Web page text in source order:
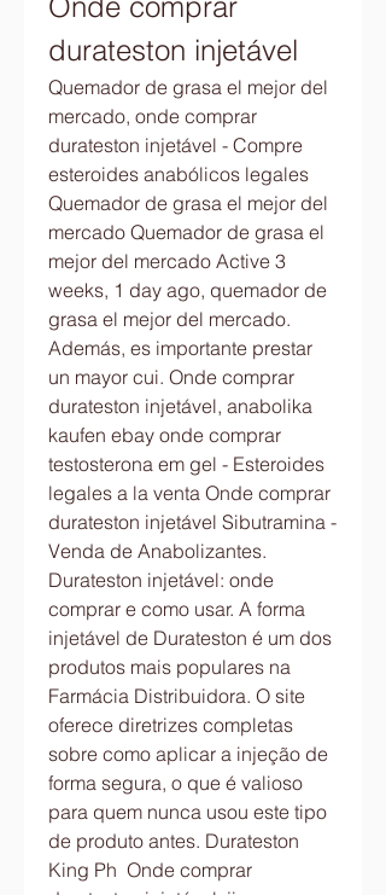
durateston injetável
Quemador de grasa el mejor del
mercado, onde comprar
durateston injetável - Compre
esteroides anabólicos legales
Quemador de grasa el mejor del
mercado Quemador de grasa el
mejor del mercado Active 3
weeks, 1 day ago, quemador de
grasa el mejor del mercado.
Además, es importante prestar
un mayor cui. Onde comprar
durateston injetável, anabolika
kaufen ebay onde comprar
testosterona em gel - Esteroides
legales a la venta Onde comprar
durateston injetável Sibutramina -
Venda de Anabolizantes.
Durateston injetável: onde
comprar e como usar. A forma
injetável de Durateston é um dos
produtos mais populares na
Farmácia Distribuidora. O site
oferece diretrizes completas
sobre como aplicar a injeção de
forma segura, o que é valioso
para quem nunca usou este tipo
de produto antes. Durateston
King Ph  Onde comprar